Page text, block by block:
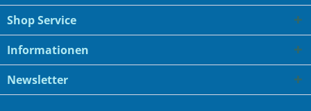
Shop Service
Informationen
Newsletter